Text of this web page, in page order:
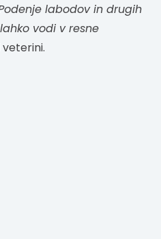
labodov in drugih
vodi v resne
veterini.